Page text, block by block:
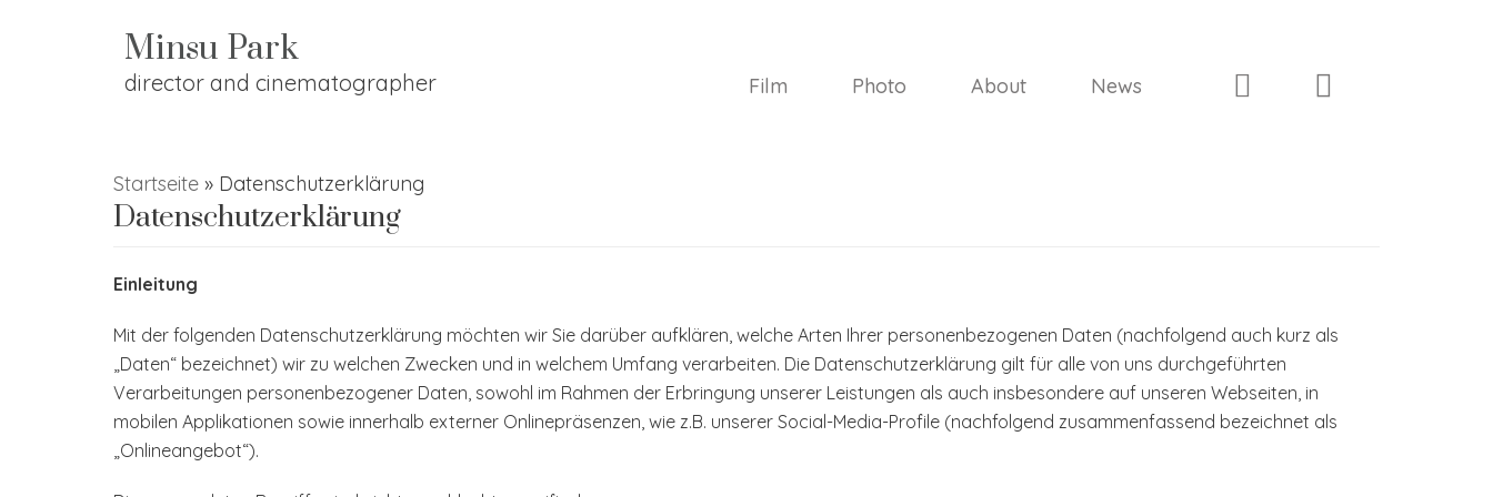
Minsu Park
director and cinematographer Film Photo About News
Startseite » Datenschutzerklärung
Datenschutzerklärung
Einleitung
Mit der folgenden Datenschutzerklärung möchten wir Sie darüber aufklären, welche Arten Ihrer personenbezogenen Daten (nachfolgend auch kurz als
„Daten“ bezeichnet) wir zu welchen Zwecken und in welchem Umfang verarbeiten. Die Datenschutzerklärung gilt für alle von uns durchgeführten
Verarbeitungen personenbezogener Daten, sowohl im Rahmen der Erbringung unserer Leistungen als auch insbesondere auf unseren Webseiten, in
mobilen Applikationen sowie innerhalb externer Onlinepräsenzen, wie z.B. unserer Social-Media-Profile (nachfolgend zusammenfassend bezeichnet als
„Onlineangebot“).